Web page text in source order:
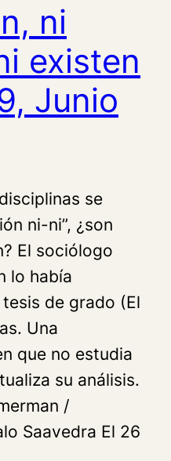
ni
existen
Junio
se
ni-ni”, ¿son
El sociólogo
lo había
de grado (El
Una
que no estudia
su análisis.
/
Saavedra El 26